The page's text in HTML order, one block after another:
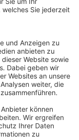
werden
für
befreit
unter der